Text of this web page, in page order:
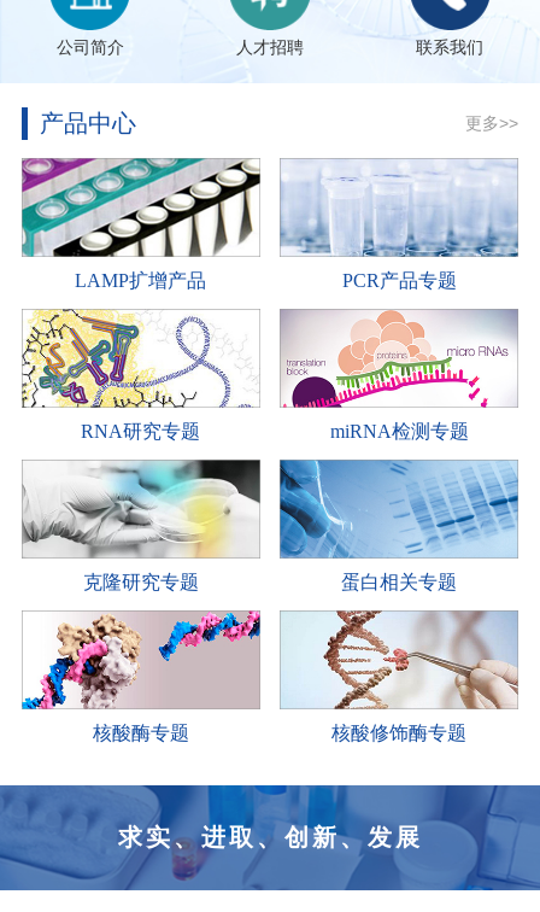
公司简介 人才招聘 联系我们
产品中心 更多>>
LAMP扩增产品 PCR产品专题
RNA研究专题 miRNA检测专题
克隆研究专题 蛋白相关专题
核酸酶专题 核酸修饰酶专题
求实、进取、创新、发展